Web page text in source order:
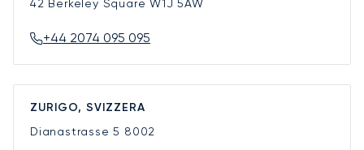
42 Berkeley SquareW1J 5AW
+44 2074 095 095
ZURIGO, SVIZZERA
Dianastrasse 5 8002